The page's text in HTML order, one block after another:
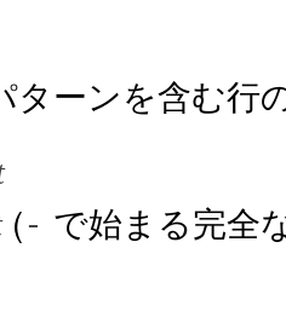
ターンを含む行
(- で始まる完全